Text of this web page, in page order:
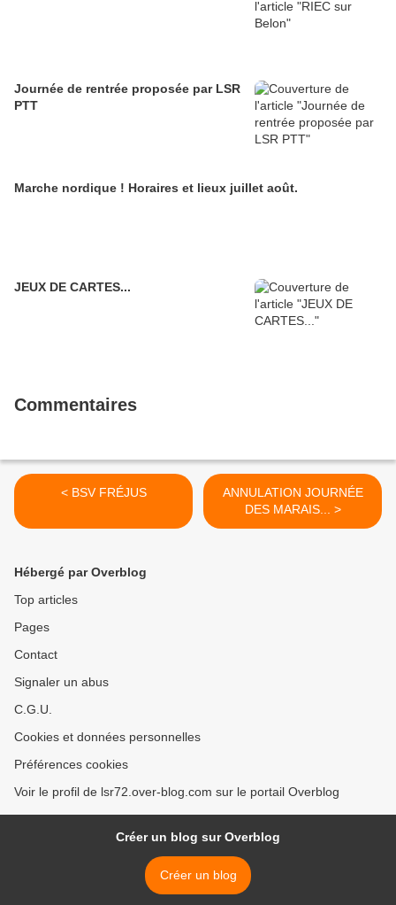
Journée de rentrée proposée par LSR
PTT
Marche nordique ! Horaires et lieux juillet août.
JEUX DE CARTES...
Commentaires
< BSV FRÉJUS
ANNULATION JOURNÉE
DES MARAIS... >
Hébergé par Overblog
Top articles
Pages
Contact
Signaler un abus
C.G.U.
Cookies et données personnelles
Préférences cookies
Voir le profil de lsr72.over-blog.com sur le portail Overblog
Créer un blog sur Overblog
Créer un blog